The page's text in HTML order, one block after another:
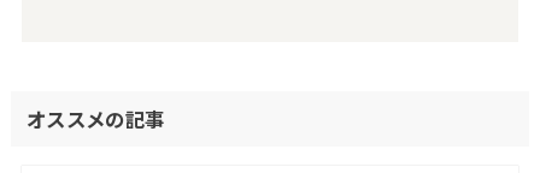
オススメの記事